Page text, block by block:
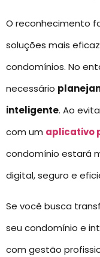
O reconhecimento
soluções mais
condomínios. No
necessário
inteligente. Ao
com um aplicativo
condomínio estará
digital, seguro e
Se você busca
seu condomínio e
com gestão